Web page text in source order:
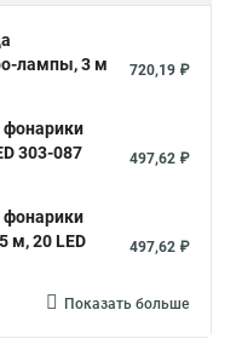
лампы, 3 м
720,19 ₽
фонарики
303-087
497,62 ₽
фонарики
м, 20 LED
497,62 ₽
Показать больше